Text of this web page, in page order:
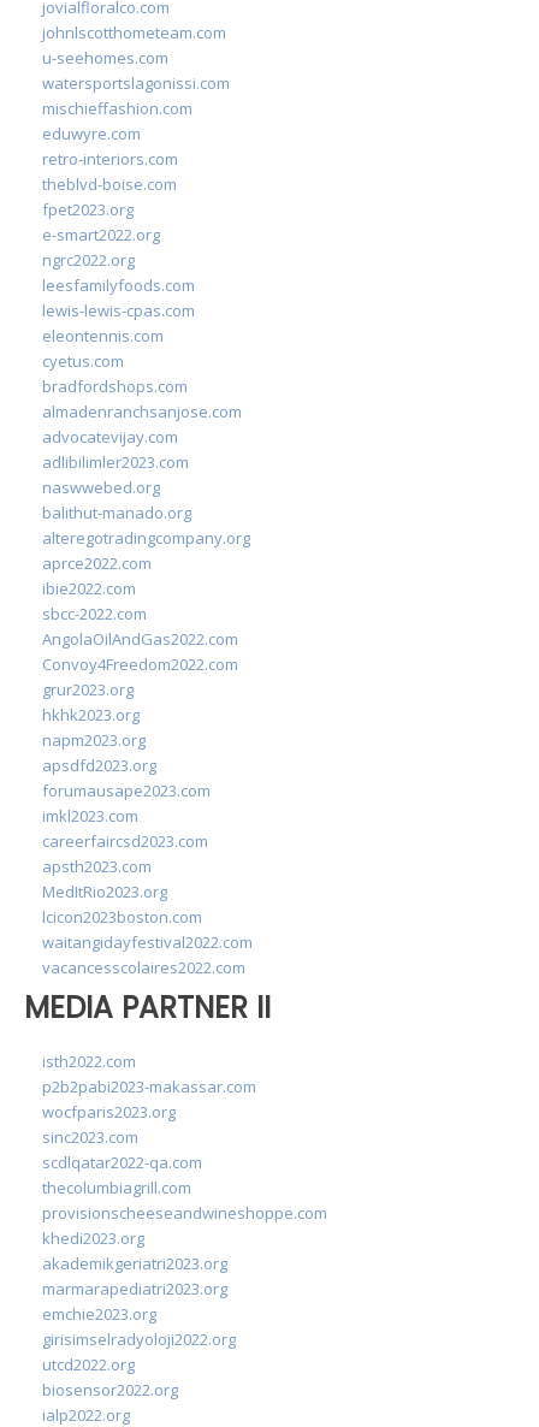
jovialfloralco.com
johnlscotthometeam.com
u-seehomes.com
watersportslagonissi.com
mischieffashion.com
eduwyre.com
retro-interiors.com
theblvd-boise.com
fpet2023.org
e-smart2022.org
ngrc2022.org
leesfamilyfoods.com
lewis-lewis-cpas.com
eleontennis.com
cyetus.com
bradfordshops.com
almadenranchsanjose.com
advocatevijay.com
adlibilimler2023.com
naswwebed.org
balithut-manado.org
alteregotradingcompany.org
aprce2022.com
ibie2022.com
sbcc-2022.com
AngolaOilAndGas2022.com
Convoy4Freedom2022.com
grur2023.org
hkhk2023.org
napm2023.org
apsdfd2023.org
forumausape2023.com
imkl2023.com
careerfaircsd2023.com
apsth2023.com
MedItRio2023.org
lcicon2023boston.com
waitangidayfestival2022.com
vacancesscolaires2022.com
MEDIA PARTNER II
isth2022.com
p2b2pabi2023-makassar.com
wocfparis2023.org
sinc2023.com
scdlqatar2022-qa.com
thecolumbiagrill.com
provisionscheeseandwineshoppe.com
khedi2023.org
akademikgeriatri2023.org
marmarapediatri2023.org
emchie2023.org
girisimselradyoloji2022.org
utcd2022.org
biosensor2022.org
ialp2022.org